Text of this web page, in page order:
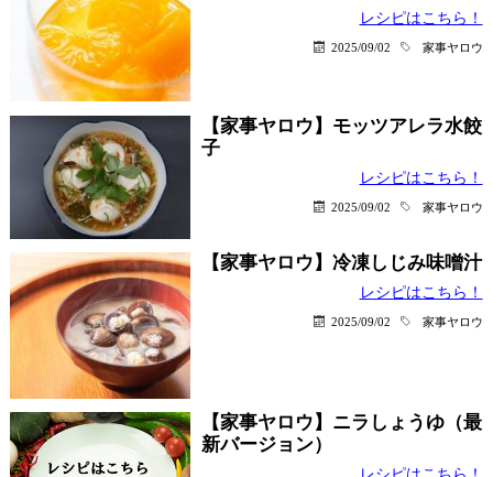
レシピはこちら！
2025/09/02 家事ヤロウ
【家事ヤロウ】モッツアレラ水餃
子
レシピはこちら！
2025/09/02 家事ヤロウ
【家事ヤロウ】冷凍しじみ味噌汁
レシピはこちら！
2025/09/02 家事ヤロウ
【家事ヤロウ】ニラしょうゆ（最
新バージョン）